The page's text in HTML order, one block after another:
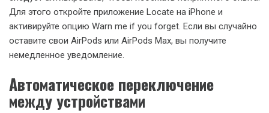
Для этого откройте приложение Locate на iPhone и
активируйте опцию Warn me if you forget. Если вы случайно
оставите свои AirPods или AirPods Max, вы получите
немедленное уведомление.
Автоматическое переключение
между устройствами